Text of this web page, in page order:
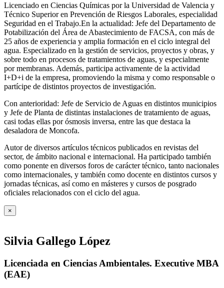
Licenciado en Ciencias Químicas por la Universidad de Valencia y
Técnico Superior en Prevención de Riesgos Laborales, especialidad
Seguridad en el Trabajo.En la actualidad: Jefe del Departamento de
Potabilización del Área de Abastecimiento de FACSA, con más de
25 años de experiencia y amplia formación en el ciclo integral del
agua. Especializado en la gestión de servicios, proyectos y obras, y
sobre todo en procesos de tratamientos de aguas, y especialmente
por membranas. Además, participa activamente de la actividad
I+D+i de la empresa, promoviendo la misma y como responsable o
partícipe de distintos proyectos de investigación.
Con anterioridad: Jefe de Servicio de Aguas en distintos municipios
y Jefe de Planta de distintas instalaciones de tratamiento de aguas,
casi todas ellas por ósmosis inversa, entre las que destaca la
desaladora de Moncofa.
Autor de diversos artículos técnicos publicados en revistas del
sector, de ámbito nacional e internacional. Ha participado también
como ponente en diversos foros de carácter técnico, tanto nacionales
como internacionales, y también como docente en distintos cursos y
jornadas técnicas, así como en másteres y cursos de posgrado
oficiales relacionados con el ciclo del agua.
×
Silvia Gallego López
Licenciada en Ciencias Ambientales. Executive MBA
(EAE)